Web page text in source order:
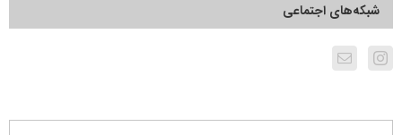
شبکه‌های اجتماعی